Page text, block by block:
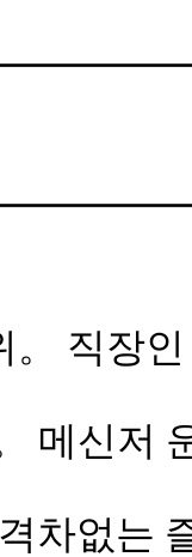
。 직장
메신저
차없는